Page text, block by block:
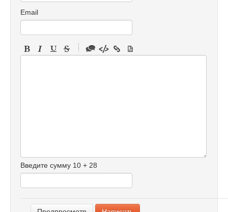
Email
-
-
-
-
Введите сумму 10 + 28